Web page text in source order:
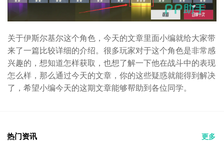
关于伊斯尔基尔这个角色，今天的文章里面小编就给大家带
来了一篇比较详细的介绍。很多玩家对于这个角色是非常感
兴趣的，想知道怎样获取，也想了解一下他在战斗中的表现
怎么样，那么通过今天的文章，你的这些疑惑就能得到解决
了，希望小编今天的这期文章能够帮助到各位同学。
热门资讯 更多